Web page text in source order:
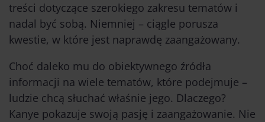
treści dotyczące szerokiego zakresu tematów i
nadal być sobą. Niemniej – ciągle porusza
kwestie, w które jest naprawdę zaangażowany.
Choć daleko mu do obiektywnego źródła
informacji na wiele tematów, które podejmuje –
ludzie chcą słuchać właśnie jego. Dlaczego?
Kanye pokazuje swoją pasję i zaangażowanie. Nie